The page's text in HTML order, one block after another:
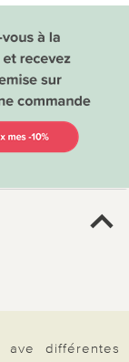
différentes